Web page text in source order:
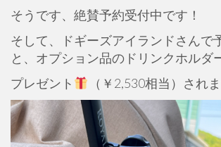
そうです、絶賛予約受付中です！
そして、ドギーズアイランドさんで
と、オプション品のドリンクホルダ
プレゼント
（￥2,530相当）されま